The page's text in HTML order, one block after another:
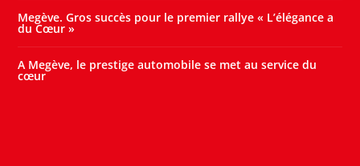
Megève. Gros succès pour le premier rallye « L’élégance a
du Cœur »
A Megève, le prestige automobile se met au service du
cœur